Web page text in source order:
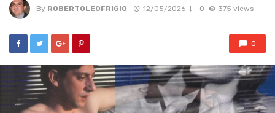
By ROBERTOLEOFRIGIO 12/05/2026 0 375 views
0